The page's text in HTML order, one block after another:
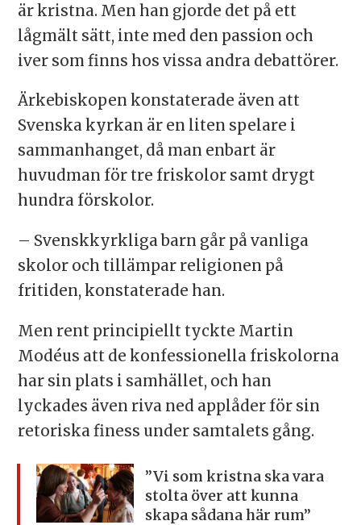
är kristna. Men han gjorde det på ett
lågmält sätt, inte med den passion och
iver som finns hos vissa andra debattörer.
Ärkebiskopen konstaterade även att
Svenska kyrkan är en liten spelare i
sammanhanget, då man enbart är
huvudman för tre friskolor samt drygt
hundra förskolor.
– Svenskkyrkliga barn går på vanliga
skolor och tillämpar religionen på
fritiden, konstaterade han.
Men rent principiellt tyckte Martin
Modéus att de konfessionella friskolorna
har sin plats i samhället, och han
lyckades även riva ned applåder för sin
retoriska finess under samtalets gång.
”Vi som kristna ska vara
stolta över att kunna
skapa sådana här rum”